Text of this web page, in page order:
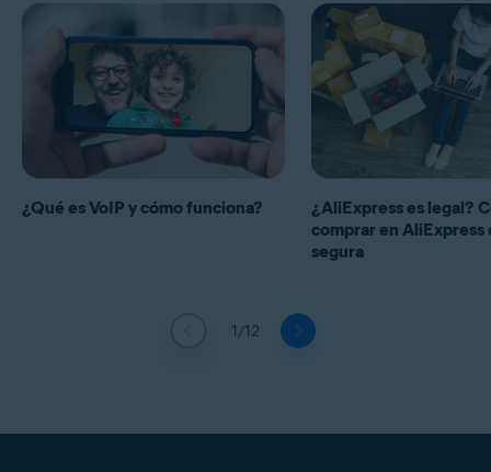
1/12
¿Qué es VoIP y cómo funciona?
¿AliExpress es legal?
comprar en AliExpress
segura